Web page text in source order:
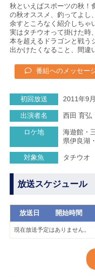
秋といえばスポーツの秋！
の秋オススメ、釣ってよし
余すところなく紹介しちゃ
実はタチウオって掛けた時
本を超えるドラゴンと戦う
出かけたくなること、間違
番組へのメッセー
初回放送 2011年9
出演者名 西田 育弘
ロケ地
海遊館・
県伊良湖
対象魚 タチウオ
放送スケジュール
放送日 開始時間
現在放送予定はありません。